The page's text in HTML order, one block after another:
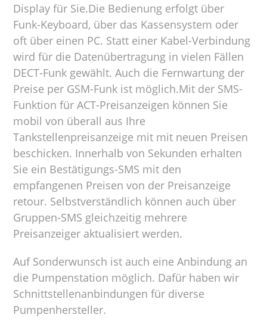
Display für Sie.Die Bedienung erfolgt über
Funk-Keyboard, über das Kassensystem oder
oft über einen PC. Statt einer Kabel-Verbindung
wird für die Datenübertragung in vielen Fällen
DECT-Funk gewählt. Auch die Fernwartung der
Preise per GSM-Funk ist möglich.Mit der SMS-
Funktion für ACT-Preisanzeigen können Sie
mobil von überall aus Ihre
Tankstellenpreisanzeige mit mit neuen Preisen
beschicken. Innerhalb von Sekunden erhalten
Sie ein Bestätigungs-SMS mit den
empfangenen Preisen von der Preisanzeige
retour. Selbstverständlich können auch über
Gruppen-SMS gleichzeitig mehrere
Preisanzeiger aktualisiert werden.
Auf Sonderwunsch ist auch eine Anbindung an
die Pumpenstation möglich. Dafür haben wir
Schnittstellenanbindungen für diverse
Pumpenhersteller.